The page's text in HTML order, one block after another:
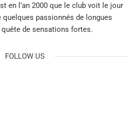
en l’an 2000 que le club voit le jour
passionnés de longues
de sensations fortes.
FOLLOW US